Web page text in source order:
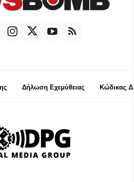
Δήλωση Εχεμύθειας Κώδικας